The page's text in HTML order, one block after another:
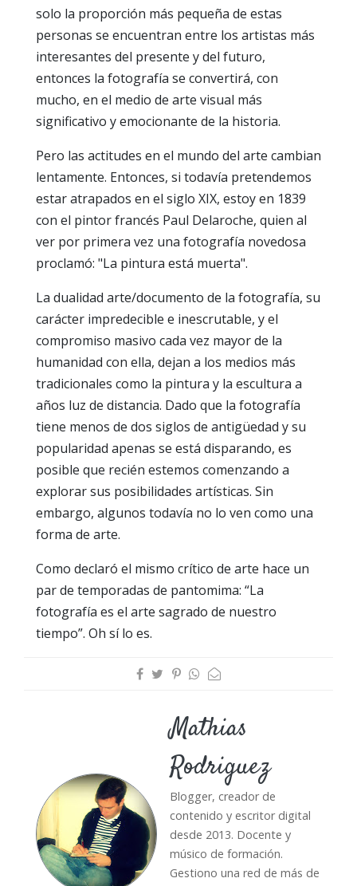
solo la proporción más pequeña de estas
personas se encuentran entre los artistas más
interesantes del presente y del futuro,
entonces la fotografía se convertirá, con
mucho, en el medio de arte visual más
significativo y emocionante de la historia.
Pero las actitudes en el mundo del arte cambian
lentamente. Entonces, si todavía pretendemos
estar atrapados en el siglo XIX, estoy en 1839
con el pintor francés Paul Delaroche, quien al
ver por primera vez una fotografía novedosa
proclamó: "La pintura está muerta".
La dualidad arte/documento de la fotografía, su
carácter impredecible e inescrutable, y el
compromiso masivo cada vez mayor de la
humanidad con ella, dejan a los medios más
tradicionales como la pintura y la escultura a
años luz de distancia. Dado que la fotografía
tiene menos de dos siglos de antigüedad y su
popularidad apenas se está disparando, es
posible que recién estemos comenzando a
explorar sus posibilidades artísticas. Sin
embargo, algunos todavía no lo ven como una
forma de arte.
Como declaró el mismo crítico de arte hace un
par de temporadas de pantomima: “La
fotografía es el arte sagrado de nuestro
tiempo”. Oh sí lo es.
Mathias
Rodriguez
Blogger, creador de
contenido y escritor digital
desde 2013. Docente y
músico de formación.
Gestiono una red de más de